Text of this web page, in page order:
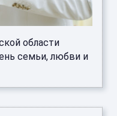
области
семьи, любви и